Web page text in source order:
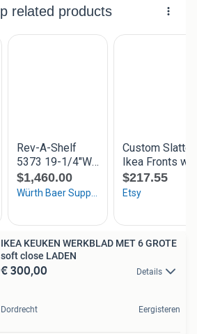
IKEA KEUKEN WERKBLAD MET 6 GROTE
soft close LADEN
€ 300,00 Details
Dordrecht Eergisteren